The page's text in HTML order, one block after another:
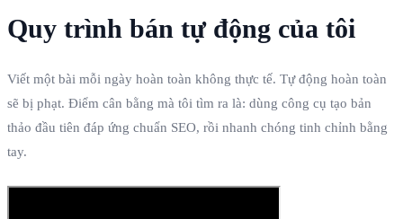
Quy trình bán tự động của tôi
Viết một bài mỗi ngày hoàn toàn không thực tế. Tự động hoàn toàn
sẽ bị phạt. Điểm cân bằng mà tôi tìm ra là: dùng công cụ tạo bản
thảo đầu tiên đáp ứng chuẩn SEO, rồi nhanh chóng tinh chỉnh bằng
tay.